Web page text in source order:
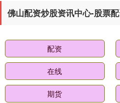
期指IC0 7730.00
佛山配资炒股资讯中心-股票
配资
在线
期货